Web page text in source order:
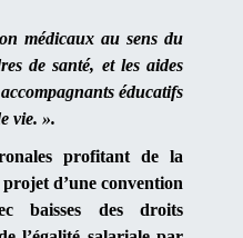
médicaux au sens du
de santé, et les aides
éducatifs
vie. ».
profitant de la
d’une convention
baisses des droits